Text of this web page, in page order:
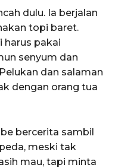
dulu. Ia berjalan
topi baret.
harus pakai
senyum dan
dan salaman
dengan orang tua
bercerita sambil
meski tak
mau, tapi minta